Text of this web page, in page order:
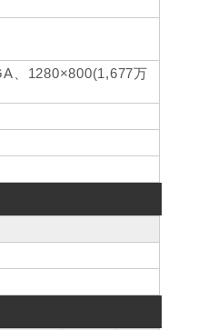
、1280×800(1,677万